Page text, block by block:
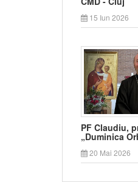
15 Iun 2026
PF Claudiu,
„Duminica
20 Mai 2026